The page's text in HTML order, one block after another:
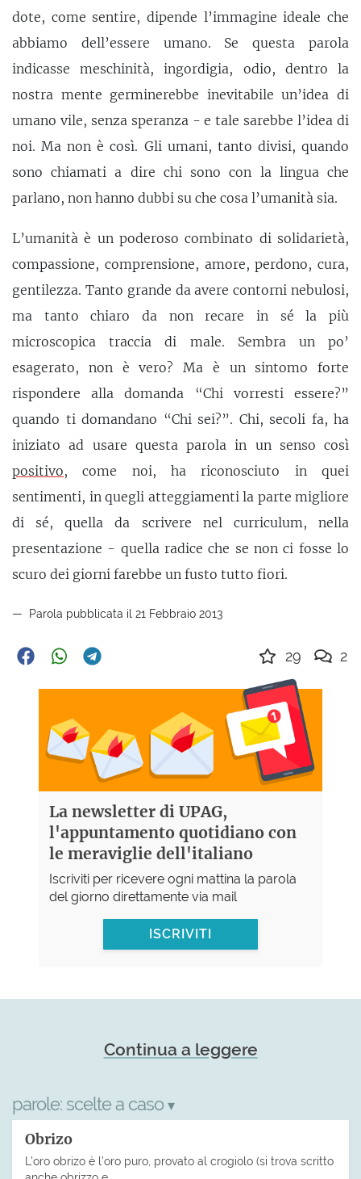
dote, come sentire, dipende l’immagine ideale che
abbiamo dell’essere umano. Se questa parola
indicasse meschinità, ingordigia, odio, dentro la
nostra mente germinerebbe inevitabile un’idea di
umano vile, senza speranza - e tale sarebbe l’idea di
noi. Ma non è così. Gli umani, tanto divisi, quando
sono chiamati a dire chi sono con la lingua che
parlano, non hanno dubbi su che cosa l’umanità sia.
L’umanità è un poderoso combinato di solidarietà,
compassione, comprensione, amore, perdono, cura,
gentilezza. Tanto grande da avere contorni nebulosi,
ma tanto chiaro da non recare in sé la più
microscopica traccia di male. Sembra un po’
esagerato, non è vero? Ma è un sintomo forte
rispondere alla domanda “Chi vorresti essere?”
quando ti domandano “Chi sei?”. Chi, secoli fa, ha
iniziato ad usare questa parola in un senso così
positivo, come noi, ha riconosciuto in quei
sentimenti, in quegli atteggiamenti la parte migliore
di sé, quella da scrivere nel curriculum, nella
presentazione - quella radice che se non ci fosse lo
scuro dei giorni farebbe un fusto tutto fiori.
Parola pubblicata il 21 Febbraio 2013
29 2
La newsletter di UPAG,
l'appuntamento quotidiano con
le meraviglie dell'italiano
Iscriviti per ricevere ogni mattina la parola
del giorno direttamente via mail
ISCRIVITI
Continua a leggere
parole: scelte a caso ▾
Obrizo
L’oro obrizo è l’oro puro, provato al crogiolo (si trova scritto